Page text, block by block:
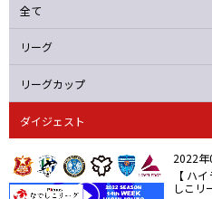
全て
リーグ
リーグカップ
ダイジェスト
2022
【 ハ
しこリ